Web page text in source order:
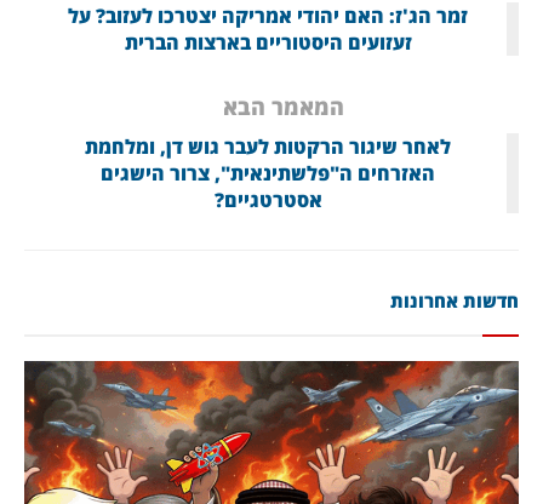
זמר הג'ז: האם יהודי אמריקה יצטרכו לעזוב? על
זעזועים היסטוריים בארצות הברית
המאמר הבא
לאחר שיגור הרקטות לעבר גוש דן, ומלחמת
האזרחים ה"פלשתינאית", צרור הישגים
אסטרטגיים?
חדשות אחרונות